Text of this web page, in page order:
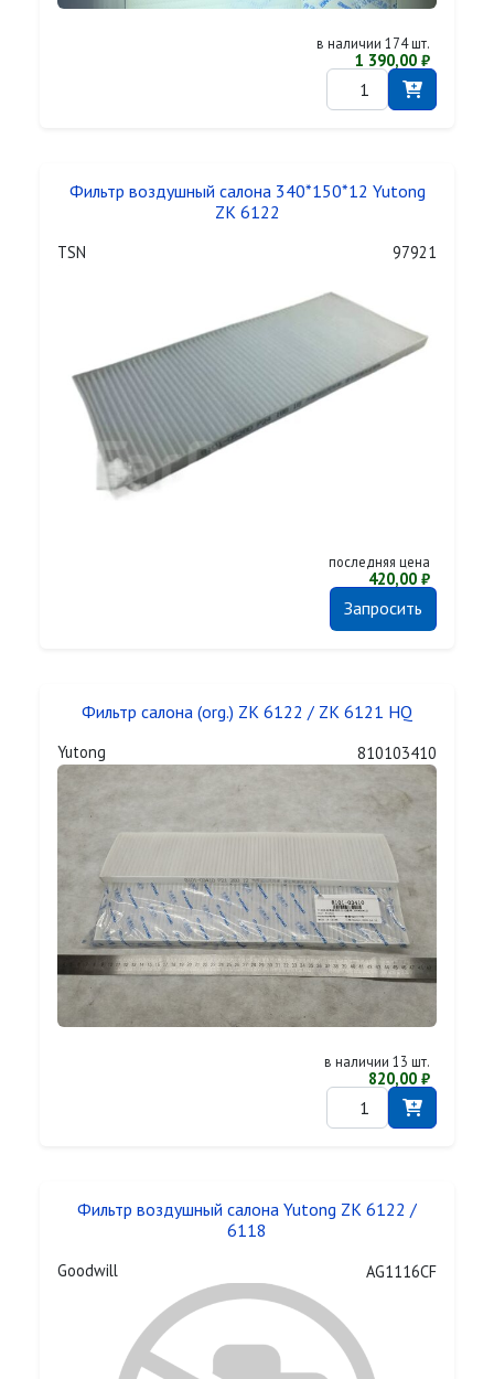
в наличии 174 шт.
1 390,00 ₽
Фильтр воздушный салона 340*150*12 Yutong
ZK 6122
TSN 97921
последняя цена
420,00 ₽
Запросить
Фильтр салона (org.) ZK 6122 / ZK 6121 HQ
Yutong 810103410
в наличии 13 шт.
820,00 ₽
Фильтр воздушный салона Yutong ZK 6122 /
6118
Goodwill AG1116CF